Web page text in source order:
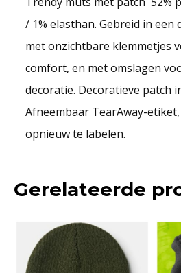
/ 1% elasthan. Gebreid in een
met onzichtbare klemmetjes
comfort, en met omslagen
decoratie. Decoratieve patch
Afneembaar TearAway-
opnieuw te labelen.
Gerelateerde